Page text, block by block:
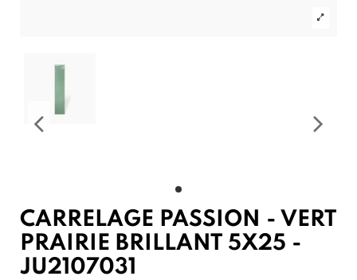
CARRELAGE PASSION - VERT
PRAIRIE BRILLANT 5X25 -
JU2107031